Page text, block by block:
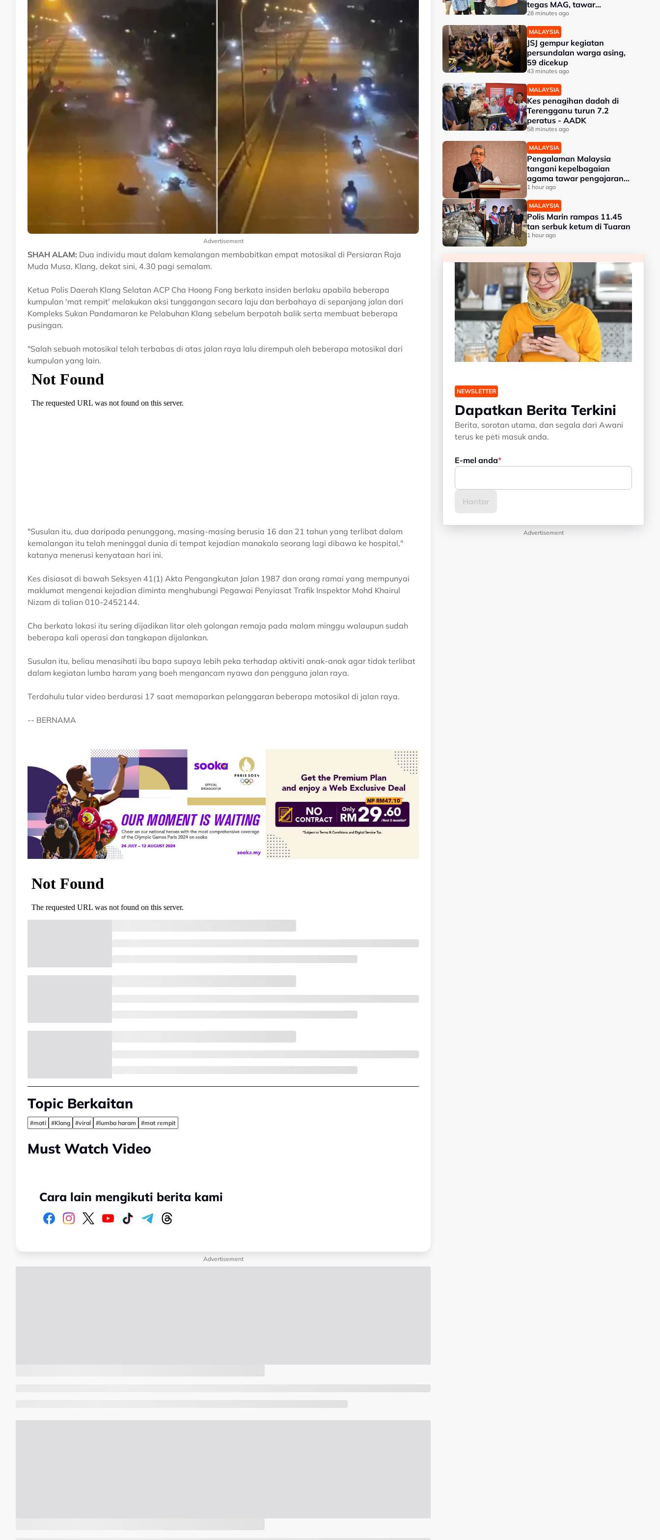
Advertisement
SHAH ALAM: Dua individu maut dalam kemalangan membabitkan empat motosikal di Persiaran Raja
Muda Musa, Klang, dekat sini, 4.30 pagi semalam.
Ketua Polis Daerah Klang Selatan ACP Cha Hoong Fong berkata insiden berlaku apabila beberapa
kumpulan 'mat rempit' melakukan aksi tunggangan secara laju dan berbahaya di sepanjang jalan dari
Kompleks Sukan Pandamaran ke Pelabuhan Klang sebelum berpatah balik serta membuat beberapa
pusingan.
"Salah sebuah motosikal telah terbabas di atas jalan raya lalu dirempuh oleh beberapa motosikal dari
kumpulan yang lain.
"Susulan itu, dua daripada penunggang, masing-masing berusia 16 dan 21 tahun yang terlibat dalam
kemalangan itu telah meninggal dunia di tempat kejadian manakala seorang lagi dibawa ke hospital,"
katanya menerusi kenyataan hari ini.
Kes disiasat di bawah Seksyen 41(1) Akta Pengangkutan Jalan 1987 dan orang ramai yang mempunyai
maklumat mengenai kejadian diminta menghubungi Pegawai Penyiasat Trafik Inspektor Mohd Khairul
Nizam di talian 010-2452144.
Cha berkata lokasi itu sering dijadikan litar oleh golongan remaja pada malam minggu walaupun sudah
beberapa kali operasi dan tangkapan dijalankan.
Susulan itu, beliau menasihati ibu bapa supaya lebih peka terhadap aktiviti anak-anak agar tidak terlibat
dalam kegiatan lumba haram yang boeh mengancam nyawa dan pengguna jalan raya.
Terdahulu tular video berdurasi 17 saat memaparkan pelanggaran beberapa motosikal di jalan raya.
-- BERNAMA
Topic Berkaitan
#mati #Klang #viral #lumba haram #mat rempit
Must Watch Video
Cara lain mengikuti berita kami
Advertisement
tegas MAG, tawar
kepakaran pemeriksaan
ketat
28 minutes ago
MALAYSIA
JSJ gempur kegiatan
persundalan warga asing,
59 dicekup
43 minutes ago
MALAYSIA
Kes penagihan dadah di
Terengganu turun 7.2
peratus - AADK
58 minutes ago
MALAYSIA
Pengalaman Malaysia
tangani kepelbagaian
agama tawar pengajaran
kepada dunia - Aaron
1 hour ago
MALAYSIA
Polis Marin rampas 11.45
tan serbuk ketum di Tuaran
1 hour ago
NEWSLETTER
Dapatkan Berita Terkini
Berita, sorotan utama, dan segala dari Awani
terus ke peti masuk anda.
E-mel anda
Advertisement